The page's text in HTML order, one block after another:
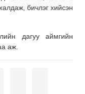
бичлэг хийсэн
дагуу аймгийн
аж.